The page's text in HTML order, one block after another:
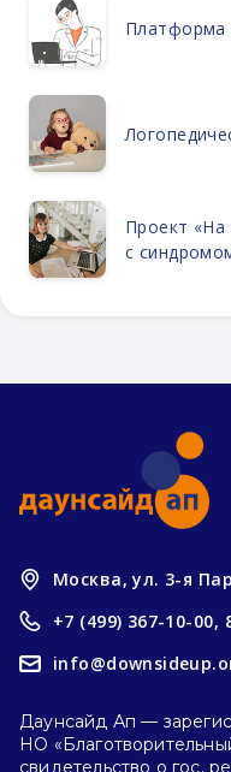
Платформа
Проект «На
с
Москва, ул. 3-я
+7 (499) 367-10-00,
Даунсайд Ап —
НО
свидетельство о гос.